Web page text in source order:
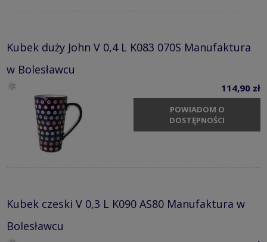
Kubek duży John V 0,4 L K083 070S Manufaktura
w Bolesławcu
114,90 zł
POWIADOM O
DOSTĘPNOŚCI
Kubek czeski V 0,3 L K090 AS80 Manufaktura w
Bolesławcu